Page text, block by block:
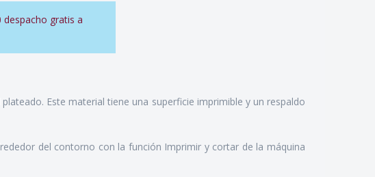
despacho gratis a
Este material tiene una superficie imprimible y un respaldo
del contorno con la función Imprimir y cortar de la máquina